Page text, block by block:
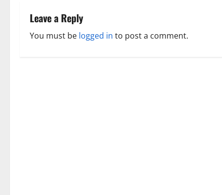
t
n
Leave a Reply
You must be logged in to post a comment.